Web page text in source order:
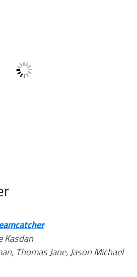
Kasdan
Thomas Jane, Jason Michael